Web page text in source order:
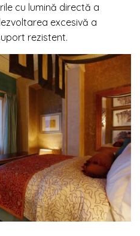
cu lumină directă a
excesivă a
rezistent.